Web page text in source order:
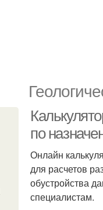
по
Онлайн
для расчетов
обустройства
специалистам.